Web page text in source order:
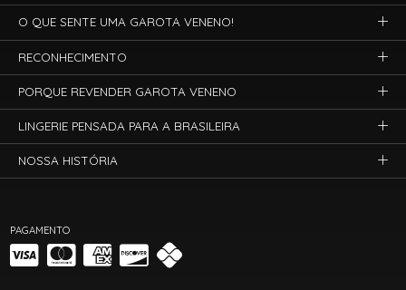
PAGAMENTO
O QUE SENTE UMA GAROTA VENENO!
RECONHECIMENTO
PORQUE REVENDER GAROTA VENENO
LINGERIE PENSADA PARA A BRASILEIRA
NOSSA HISTÓRIA